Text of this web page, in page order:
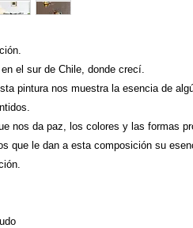
el sur de Chile, donde crecí.
pintura nos muestra la esencia de
nos da paz, los colores y las formas
que le dan a esta composición su